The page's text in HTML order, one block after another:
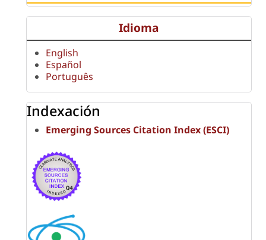
Idioma
English
Español
Português
Indexación
Emerging Sources Citation Index (ESCI)